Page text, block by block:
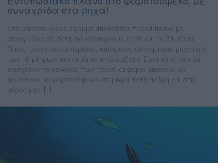
συναγρίδα στα ρηχά!
Στο ψαροτούφεκο έχουμε απολαύσει πολλά πλάνα με
συναγρίδες σε βάθη που ξεπερνούν τα 20 και τα 30 μέτρα.
Όμως πλάνα με συναγρίδες, πιασμένες σε καρτέρια ρηχότερα
των 10 μέτρων, πάντα θα εντυπωσιάζουν. Είναι αυτά που θα
ενισχύουν το γεγονός πως ποιοτικά ψάρια μπορούν να
αλιευθούν με ψαροτούφεκο, σε μικρά βάθη ακόμη και στις
μέρες μας. […]